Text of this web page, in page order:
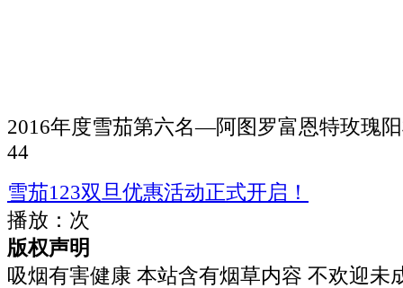
2016年度雪茄第六名—阿图罗富恩特玫瑰
44
雪茄123双旦优惠活动正式开启！
播放： 次
版权声明
吸烟有害健康 本站含有烟草内容 不欢迎未